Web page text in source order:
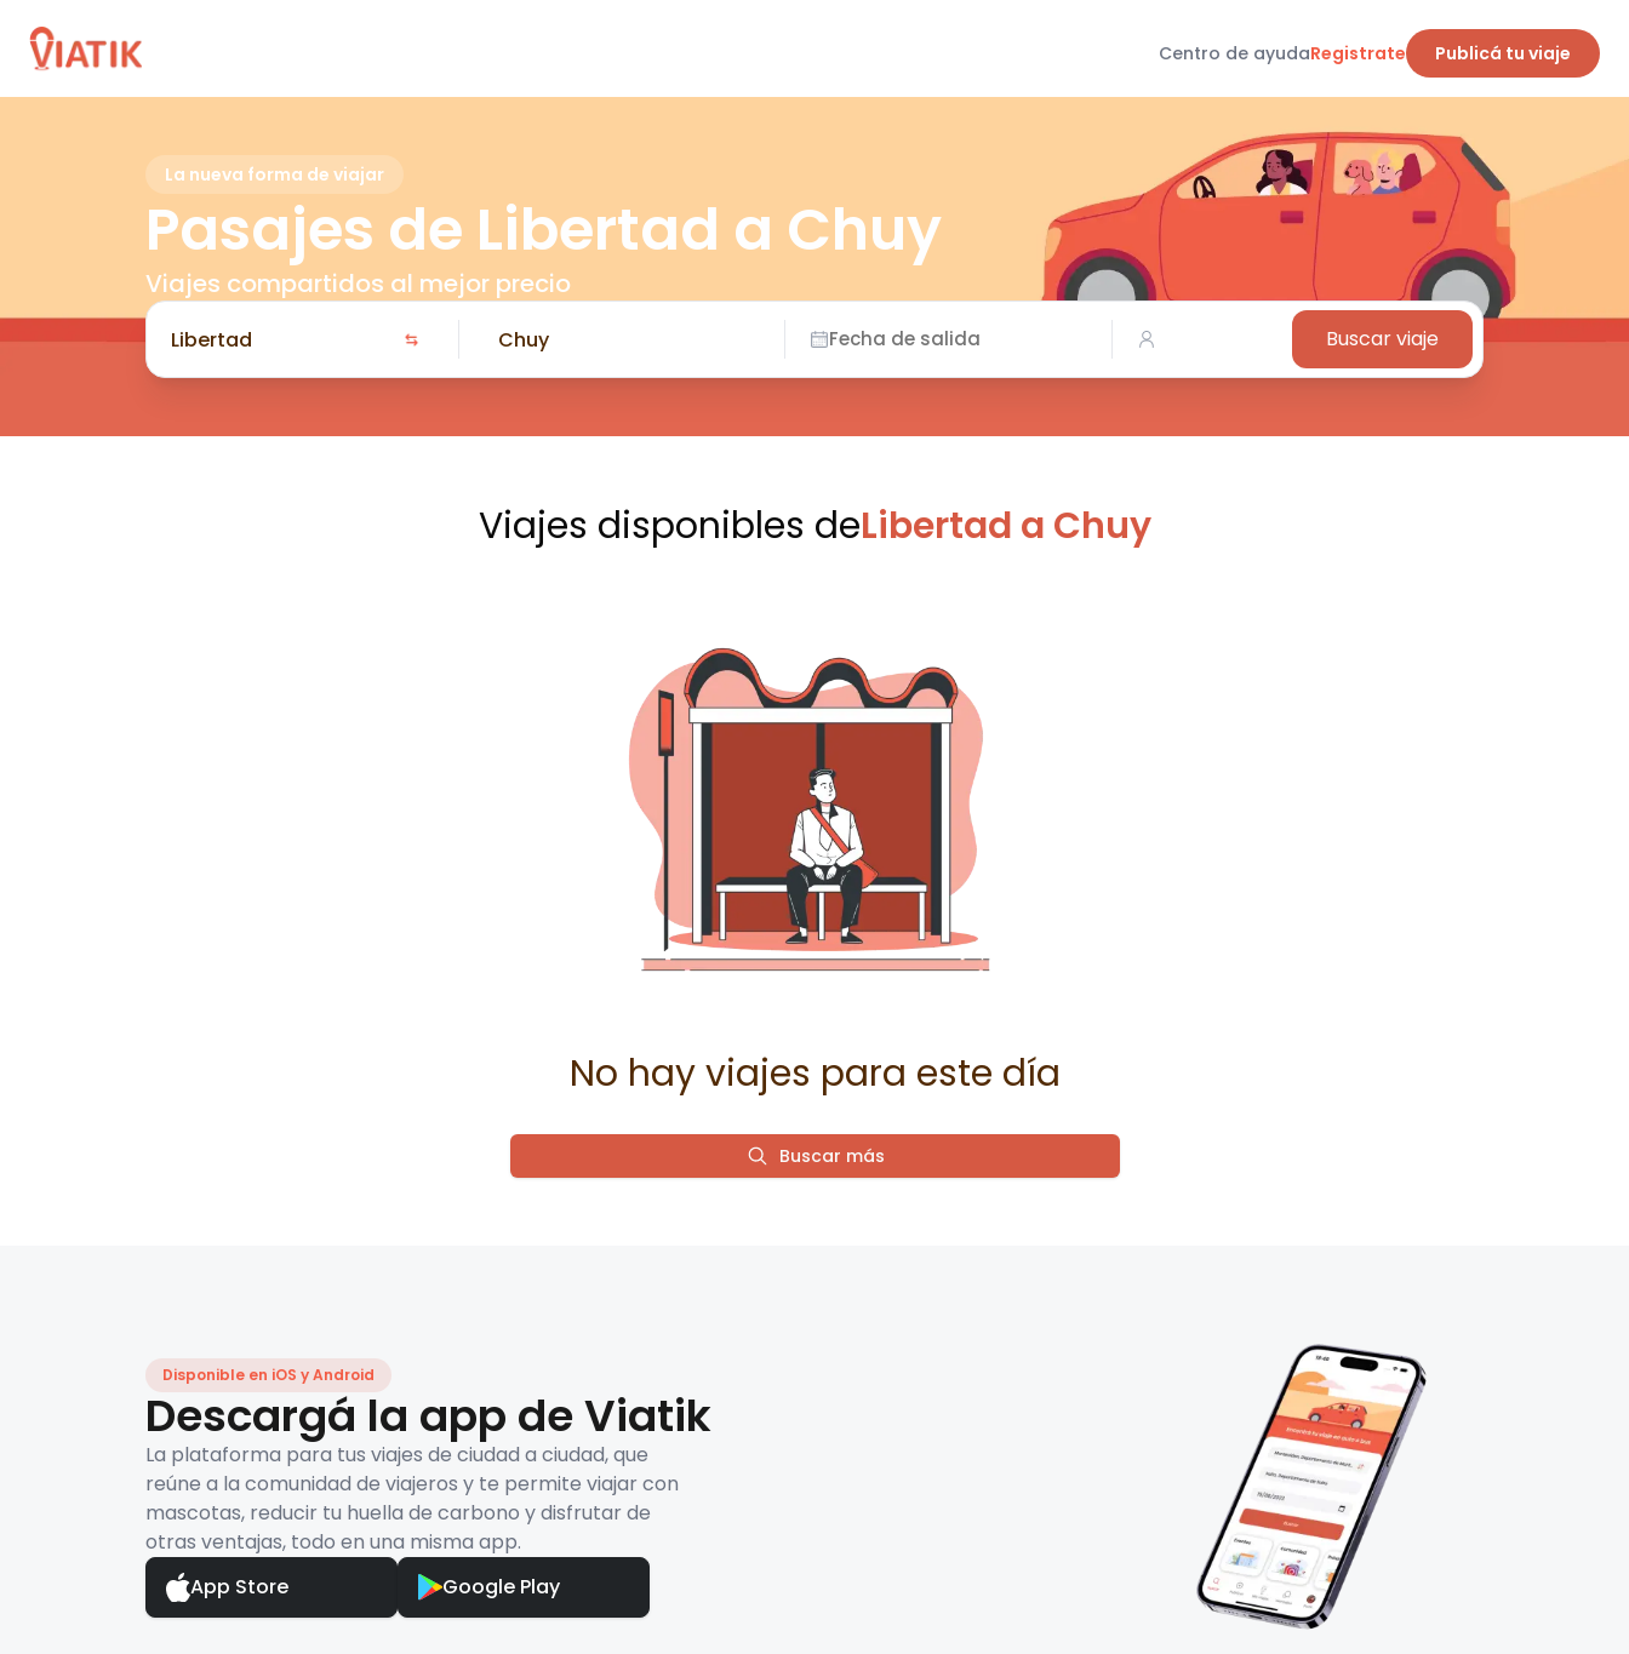
Centro de ayudaRegistrate Publicá tu viaje
La nueva forma de viajar
Pasajes de Libertad a Chuy
Viajes compartidos al mejor precio
Fecha de salida Buscar viaje
Viajes disponibles deLibertad a Chuy
No hay viajes para este día
Buscar más
Disponible en iOS y Android
Descargá la app de Viatik
La plataforma para tus viajes de ciudad a ciudad, que
reúne a la comunidad de viajeros y te permite viajar con
mascotas, reducir tu huella de carbono y disfrutar de
otras ventajas, todo en una misma app.
App Store
Google Play